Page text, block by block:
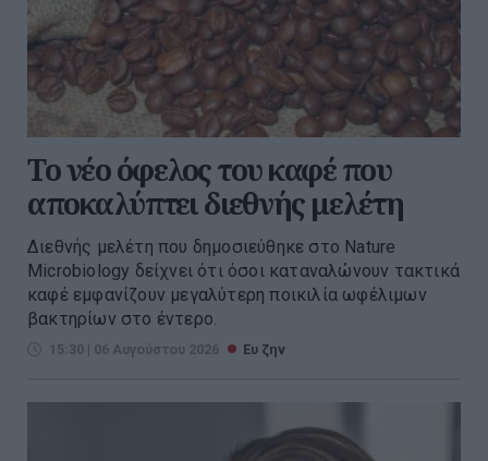
Το νέο όφελος του καφέ που
αποκαλύπτει διεθνής μελέτη
Διεθνής μελέτη που δημοσιεύθηκε στο Nature
Microbiology δείχνει ότι όσοι καταναλώνουν τακτικά
καφέ εμφανίζουν μεγαλύτερη ποικιλία ωφέλιμων
βακτηρίων στο έντερο.
15:30 | 06 Αυγούστου 2026 Ευ ζην